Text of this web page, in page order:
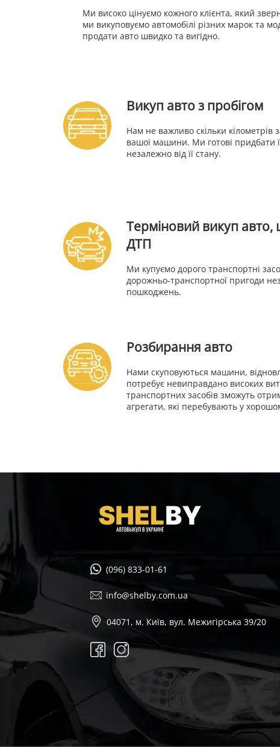
Ми високо цінуємо кожного клієнта, який
ми викуповуємо автомобілі різних марок та
продати авто швидко та вигідно.
Викуп авто з пробігом
Нам не важливо скільки кілометрів
вашої машини. Ми готові придбати
незалежно від її стану.
Терміновий викуп
ДТП
Ми купуємо дорого транспортні
дорожньо-транспортної пригоди
пошкоджень.
Розбирання авто
Нами скуповуються машини,
потребує невиправдано високих
транспортних засобів зможуть
агрегати, які перебувають у
(096) 833-01-61
info@shelby.com.ua
04071, м. Київ, вул. Межигірська 39/20